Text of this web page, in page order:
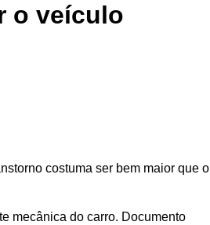
o veículo
costuma ser bem maior que o
mecânica do carro. Documento